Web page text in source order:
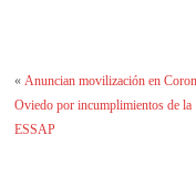
«Anuncian movilización en
Oviedo por incumplimientos de la
ESSAP